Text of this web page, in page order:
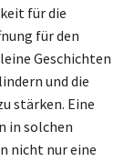
für die
für den
Geschichten
und die
stärken. Eine
in solchen
nicht nur eine